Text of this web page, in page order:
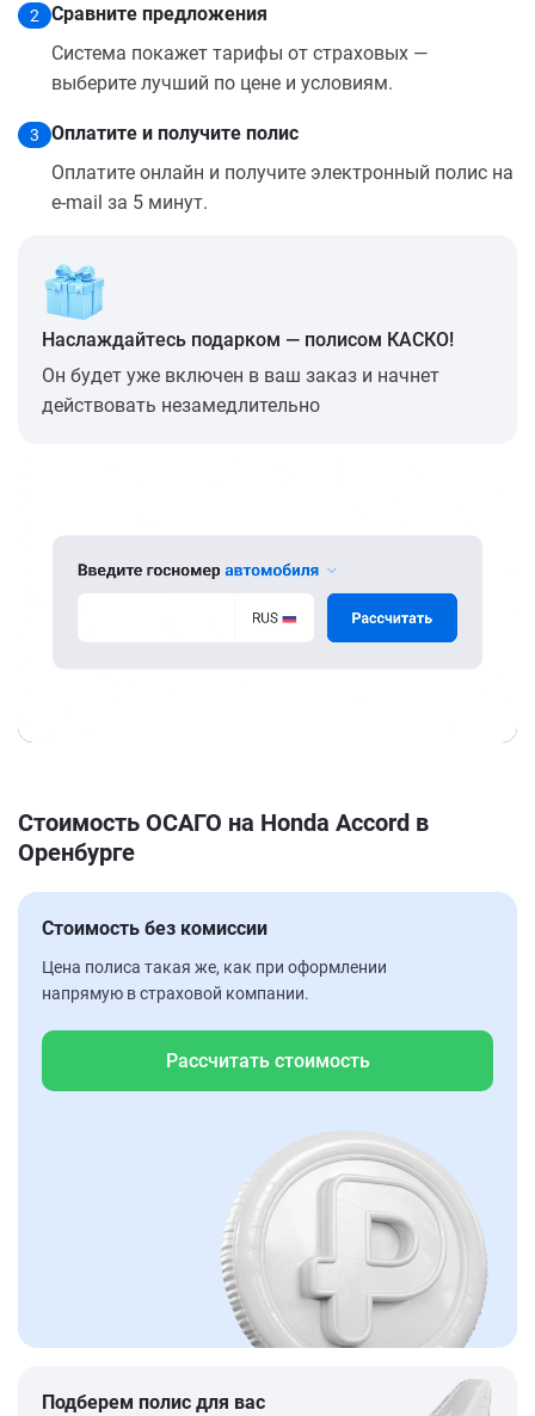
2
Сравните предложения
Система покажет тарифы от страховых —
выберите лучший по цене и условиям.
3
Оплатите и получите полис
Оплатите онлайн и получите электронный полис на
e-mail за 5 минут.
Наслаждайтесь подарком — полисом КАСКО!
Он будет уже включен в ваш заказ и начнет
действовать незамедлительно
Стоимость ОСАГО на Honda Accord в
Оренбурге
Стоимость без комиссии
Цена полиса такая же, как при оформлении
напрямую в страховой компании.
Рассчитать стоимость
Подберем полис для вас